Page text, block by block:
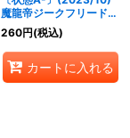
魔龍帝ジークフリード
XV【XV】{BS65-
XV01}《赤》
260円(税込)
カートに入れる